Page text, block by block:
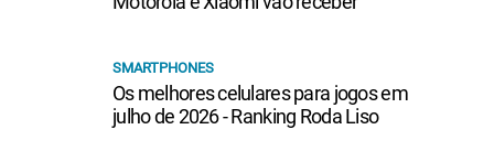
SMARTPHONES
Os melhores celulares para jogos em
julho de 2026 - Ranking Roda Liso